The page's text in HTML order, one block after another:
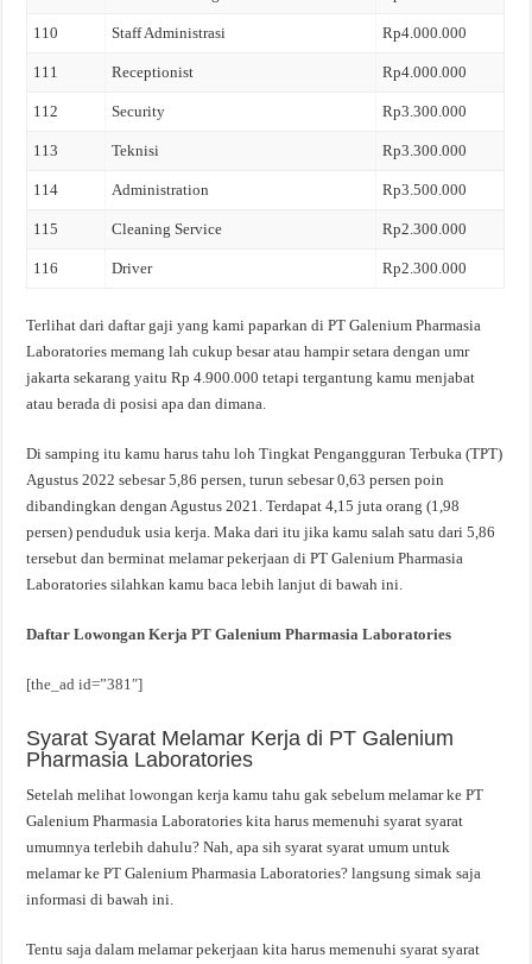
110 Staff Administrasi Rp4.000.000
111 Receptionist Rp4.000.000
112 Security Rp3.300.000
113 Teknisi Rp3.300.000
114 Administration Rp3.500.000
115 Cleaning Service Rp2.300.000
116 Driver Rp2.300.000
Terlihat dari daftar gaji yang kami paparkan di PT Galenium Pharmasia
Laboratories memang lah cukup besar atau hampir setara dengan umr
jakarta sekarang yaitu Rp 4.900.000 tetapi tergantung kamu menjabat
atau berada di posisi apa dan dimana.
Di samping itu kamu harus tahu loh Tingkat Pengangguran Terbuka (TPT)
Agustus 2022 sebesar 5,86 persen, turun sebesar 0,63 persen poin
dibandingkan dengan Agustus 2021. Terdapat 4,15 juta orang (1,98
persen) penduduk usia kerja. Maka dari itu jika kamu salah satu dari 5,86
tersebut dan berminat melamar pekerjaan di PT Galenium Pharmasia
Laboratories silahkan kamu baca lebih lanjut di bawah ini.
Daftar Lowongan Kerja PT Galenium Pharmasia Laboratories
[the_ad id=”381″]
Syarat Syarat Melamar Kerja di PT Galenium
Pharmasia Laboratories
Setelah melihat lowongan kerja kamu tahu gak sebelum melamar ke PT
Galenium Pharmasia Laboratories kita harus memenuhi syarat syarat
umumnya terlebih dahulu? Nah, apa sih syarat syarat umum untuk
melamar ke PT Galenium Pharmasia Laboratories? langsung simak saja
informasi di bawah ini.
Tentu saja dalam melamar pekerjaan kita harus memenuhi syarat syarat